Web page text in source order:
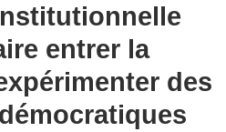
entrer la
des